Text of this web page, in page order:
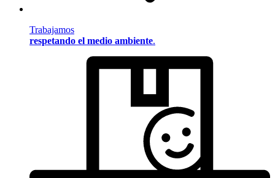
Trabajamos
respetando el medio ambiente.